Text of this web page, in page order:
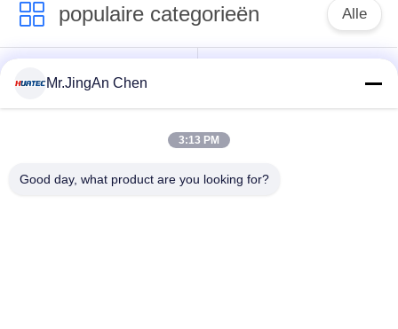
populaire categorieën Alle
Ultrasone Fout
Draagbare
Mr.JingAn Chen
3:13 PM
Good day, what product are you looking for?